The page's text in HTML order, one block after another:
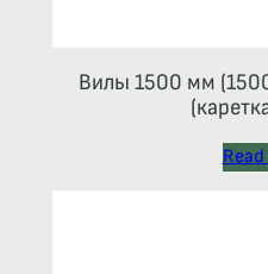
Вилы 1500 мм